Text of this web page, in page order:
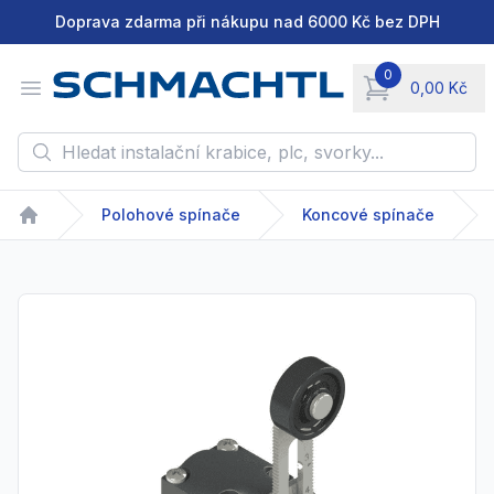
Doprava zdarma při nákupu nad 6000 Kč bez DPH
Open menu
0
0,00 Kč
items in cart,
Hledat instalační krabice, plc, svorky...
Home
Polohové spínače Koncové spínače